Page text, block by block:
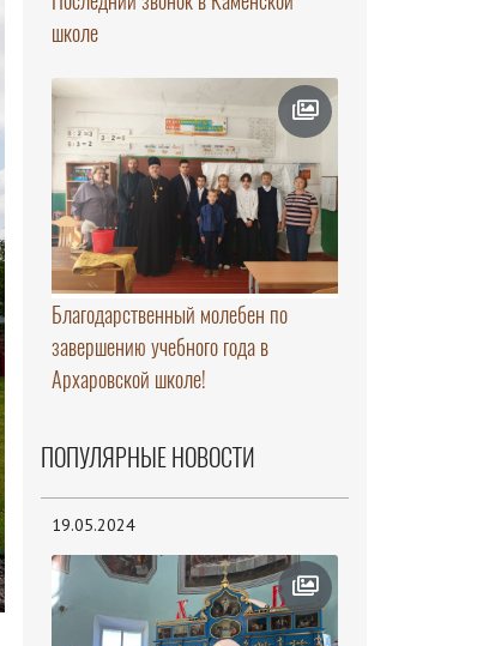
школе
Благодарственный молебен по
завершению учебного года в
Архаровской школе!
ПОПУЛЯРНЫЕ НОВОСТИ
19.05.2024